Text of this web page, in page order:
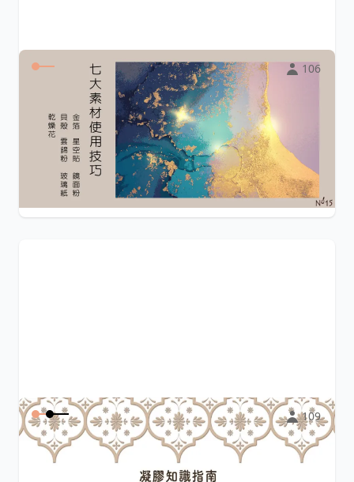
106
七大素材使用技巧
七大素材: 金箔 星空貼 鏡面粉 雲錦粉 乾燥花 貝殼 玻璃紙
每一素材都從...
No15 Nail & Lash $2,000
109
凝膠知識指南(線上課程)